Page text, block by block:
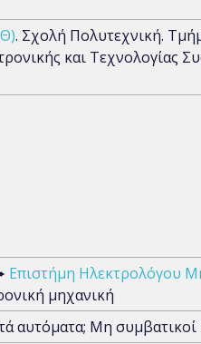
. Σχολή Πολυτεχνική.
και Τεχνολογίας
Επιστήμη Ηλεκτρολόγου
μηχανική
αυτόματα; Μη